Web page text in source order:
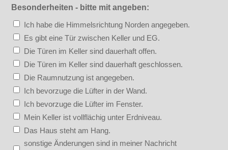
Besonderheiten - bitte mit angeben:
Ich habe die Himmelsrichtung Norden angegeben.
Es gibt eine Tür zwischen Keller und EG.
Die Türen im Keller sind dauerhaft offen.
Die Türen im Keller sind dauerhaft geschlossen.
Die Raumnutzung ist angegeben.
Ich bevorzuge die Lüfter in der Wand.
Ich bevorzuge die Lüfter im Fenster.
Mein Keller ist vollflächig unter Erdniveau.
Das Haus steht am Hang.
sonstige Änderungen sind in meiner Nachricht